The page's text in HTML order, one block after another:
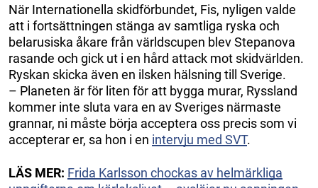
När Internationella skidförbundet, Fis, nyligen valde
att i fortsättningen stänga av samtliga ryska och
belarusiska åkare från världscupen blev Stepanova
rasande och gick ut i en hård attack mot skidvärlden.
Ryskan skicka även en ilsken hälsning till Sverige.
– Planeten är för liten för att bygga murar, Ryssland
kommer inte sluta vara en av Sveriges närmaste
grannar, ni måste börja acceptera oss precis som vi
accepterar er, sa hon i en intervju med SVT.
LÄS MER: Frida Karlsson chockas av helmärkliga